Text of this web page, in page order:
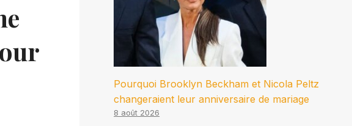
Pourquoi Brooklyn Beckham et Nicola Peltz
changeraient leur anniversaire de mariage
8 août 2026